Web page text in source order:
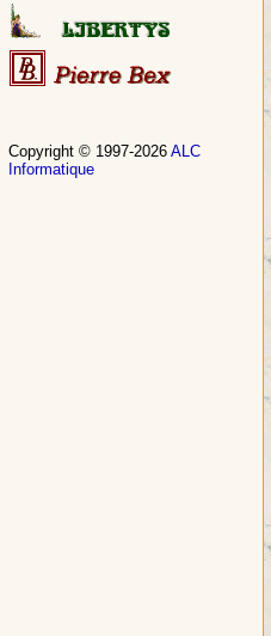
Copyright © 1997-2026 ALC
Informatique